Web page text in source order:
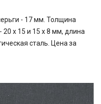
- 17 мм. Толщина
х 15 и 15 х 8 мм, длина
сталь. Цена за